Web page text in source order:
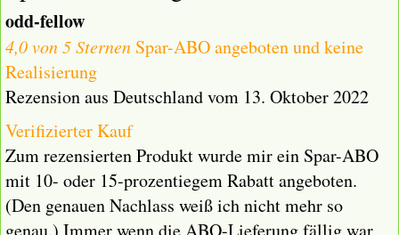
odd-fellow
4,0 von 5 Sternen Spar-ABO angeboten und keine
Realisierung
Rezension aus Deutschland vom 13. Oktober 2022
Verifizierter Kauf
Zum rezensierten Produkt wurde mir ein Spar-ABO
mit 10- oder 15-prozentiegem Rabatt angeboten.
(Den genauen Nachlass weiß ich nicht mehr so
genau.) Immer wenn die ABO-Lieferung fällig war,